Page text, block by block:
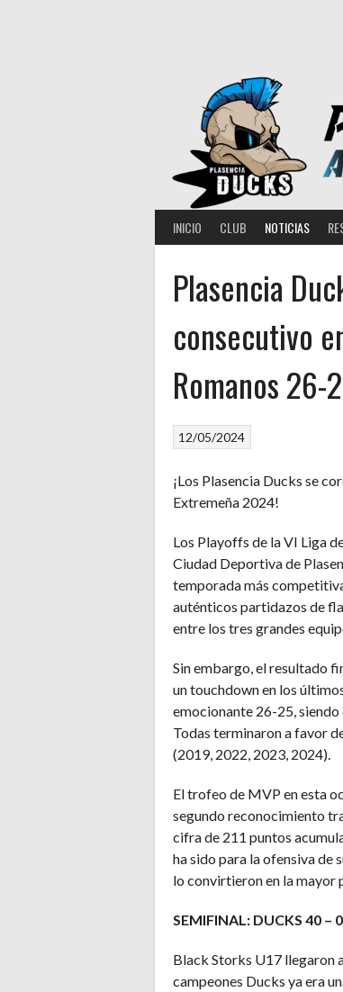
INICIO CLUB NOTICIAS
Plasencia
consecutivo
Romanos
12/05/2024
¡Los Plasencia Ducks se
Extremeña 2024!
Los Playoffs de la VI Liga
Ciudad Deportiva de
temporada más
auténticos partidazos de
entre los tres grandes
Sin embargo, el resultado
un touchdown en los
emocionante 26-25,
Todas terminaron a favor
(2019, 2022, 2023, 2024).
El trofeo de MVP en esta
segundo reconocimiento
cifra de 211 puntos
ha sido para la ofensiva de
lo convirtieron en la mayor
SEMIFINAL: DUCKS 40 –
Black Storks U17 llegaron
campeones Ducks ya era